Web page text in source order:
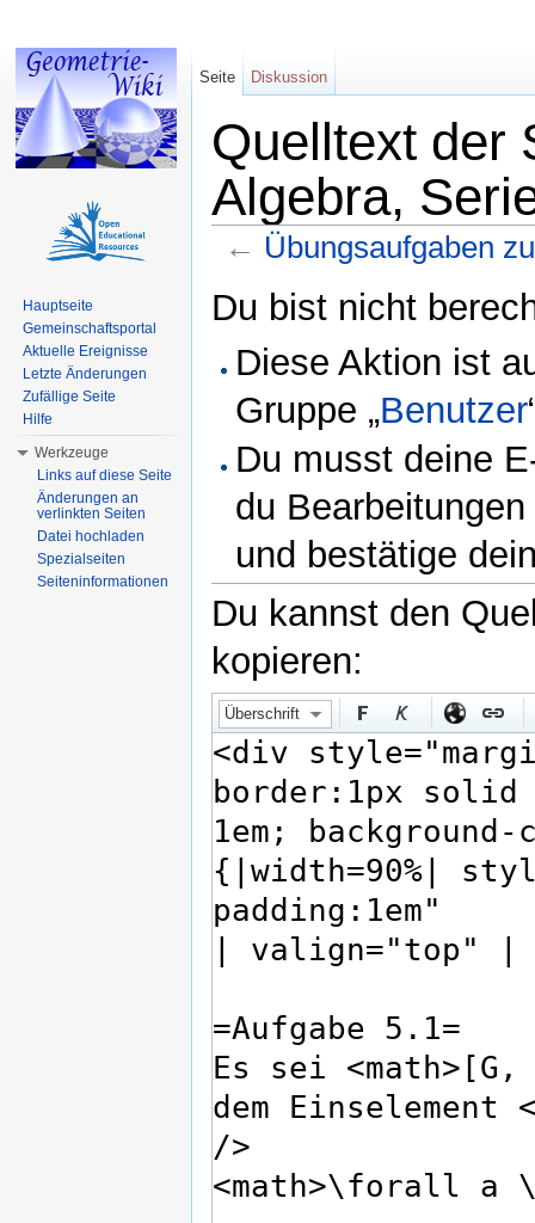
Quelltext der
Algebra,
← Übungsaufgaben
Du bist nicht
Diese Aktion ist
Gruppe „Benutzer
Du musst deine
du
und bestätige
Du kannst den
kopieren:
Überschrift
Seite Diskussion
Hauptseite
Gemeinschaftsportal
Aktuelle Ereignisse
Letzte Änderungen
Zufällige Seite
Hilfe
Werkzeuge
Links auf diese Seite
Änderungen an
verlinkten Seiten
Datei hochladen
Spezialseiten
Seiteninformationen